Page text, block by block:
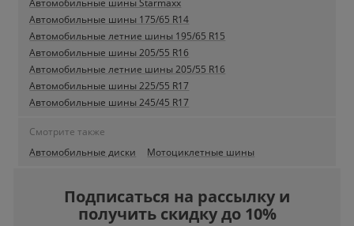
Автомобильные шины Starmaxx
Автомобильные шины 175/65 R14
Автомобильные летние шины 195/65 R15
Автомобильные шины 205/55 R16
Автомобильные летние шины 205/55 R16
Автомобильные шины 225/55 R17
Автомобильные шины 245/45 R17
Смотрите также
Автомобильные диски
Мотоциклетные шины
Подписаться на рассылку и
получить скидку до 10%